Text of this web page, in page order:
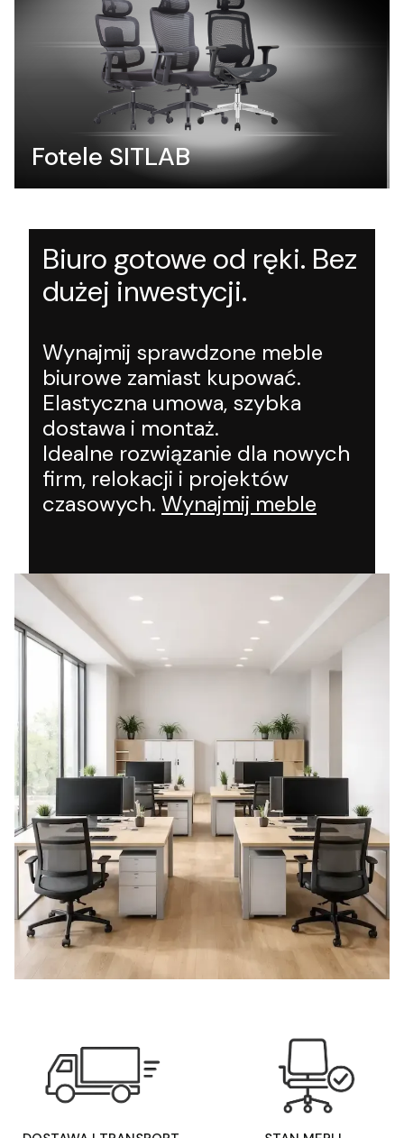
Fotele SITLAB
Biuro gotowe od ręki. Bez
dużej inwestycji.
Wynajmij sprawdzone meble
biurowe zamiast kupować.
Elastyczna umowa, szybka
dostawa i montaż.
Idealne rozwiązanie dla nowych
firm, relokacji i projektów
czasowych. Wynajmij meble